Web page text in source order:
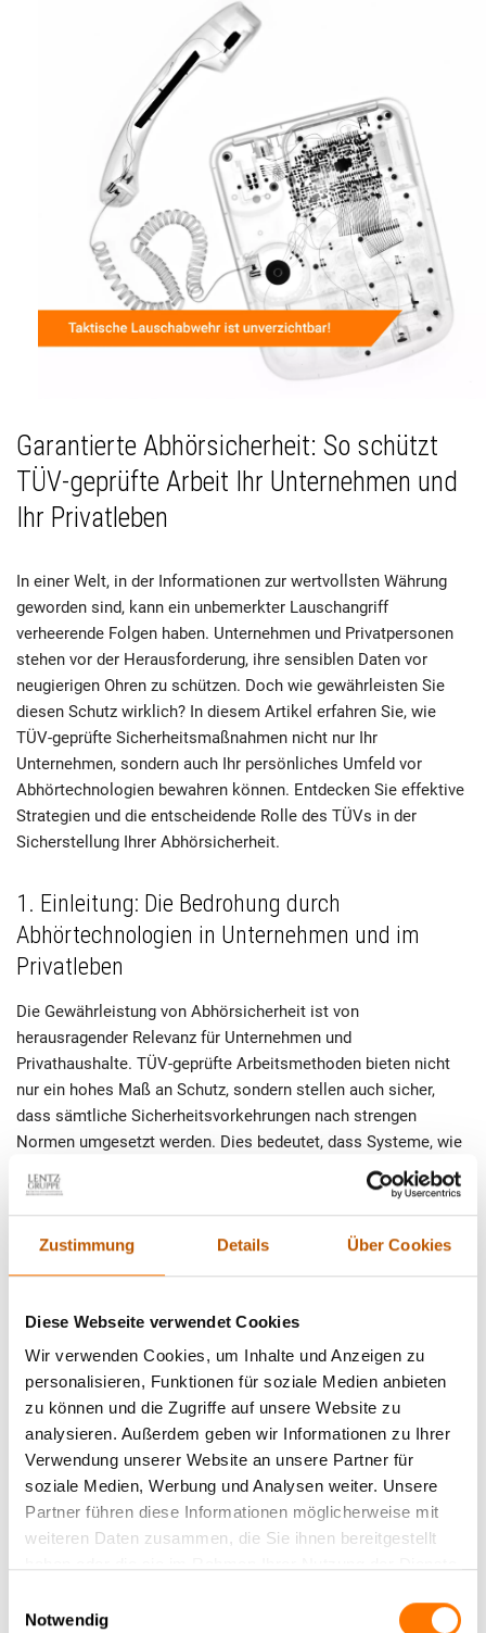
Zustimmung Details Über Cookies
Diese Webseite verwendet Cookies
Wir verwenden Cookies, um Inhalte und Anzeigen zu
personalisieren, Funktionen für soziale Medien anbieten
zu können und die Zugriffe auf unsere Website zu
analysieren. Außerdem geben wir Informationen zu Ihrer
Verwendung unserer Website an unsere Partner für
soziale Medien, Werbung und Analysen weiter. Unsere
Partner führen diese Informationen möglicherweise mit
weiteren Daten zusammen, die Sie ihnen bereitgestellt
Notwendig
Garantierte Abhörsicherheit: So schützt
TÜV-geprüfte Arbeit Ihr Unternehmen und
Ihr Privatleben
In einer Welt, in der Informationen zur wertvollsten Währung
geworden sind, kann ein unbemerkter Lauschangriff
verheerende Folgen haben. Unternehmen und Privatpersonen
stehen vor der Herausforderung, ihre sensiblen Daten vor
neugierigen Ohren zu schützen. Doch wie gewährleisten Sie
diesen Schutz wirklich? In diesem Artikel erfahren Sie, wie
TÜV-geprüfte Sicherheitsmaßnahmen nicht nur Ihr
Unternehmen, sondern auch Ihr persönliches Umfeld vor
Abhörtechnologien bewahren können. Entdecken Sie effektive
Strategien und die entscheidende Rolle des TÜVs in der
Sicherstellung Ihrer Abhörsicherheit.
1. Einleitung: Die Bedrohung durch
Abhörtechnologien in Unternehmen und im
Privatleben
Die Gewährleistung von Abhörsicherheit ist von
herausragender Relevanz für Unternehmen und
Privathaushalte. TÜV-geprüfte Arbeitsmethoden bieten nicht
nur ein hohes Maß an Schutz, sondern stellen auch sicher,
dass sämtliche Sicherheitsvorkehrungen nach strengen
Normen umgesetzt werden. Dies bedeutet, dass Systeme, wie
Kommunikations- und Datenspeicherungsprozesse,
regelmäßig auf Schwachstellen geprüft werden. Der TÜV
fungiert hierbei als unabhängige Instanz, die nicht nur die
verwendeten Technologien bewertet, sondern auch
umfassende Schulungen für Mitarbeiter bereitstellt. So wird
gesamte Organisation durchdringt. Durch gezielte
Maßnahmen, wie die Implementierung von
Verschlüsselungstechnologien und regelmäßige Audits, wird
das Risiko von unbefugtem Zugriff minimiert. Diese proaktive
Herangehensweise stellt sicher, dass sowohl vertrauliche
Unternehmensinformationen als auch private Daten optimal
geschützt sind. Investiere in TÜV-geprüfte Lösungen und
schaffe damit eine vertrauensvolle Umgebung für alle
Beteiligten.
Was bedeutet das konkret?